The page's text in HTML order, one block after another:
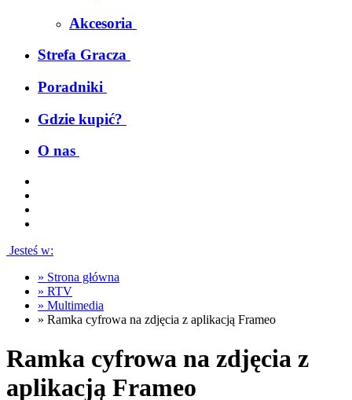
Akcesoria
Strefa Gracza
Poradniki
Gdzie kupić?
O nas
Jesteś w:
» Strona główna
» RTV
» Multimedia
» Ramka cyfrowa na zdjęcia z aplikacją Frameo
Ramka cyfrowa na zdjęcia z
aplikacją Frameo